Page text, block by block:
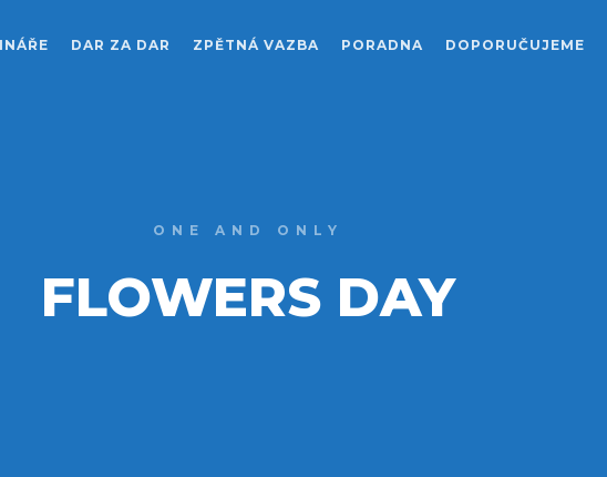
DAR ZA DAR ZPĚTNÁ VAZBA PORADNA DOPORUČUJEME
ONE AND ONLY
FLOWERS DAY